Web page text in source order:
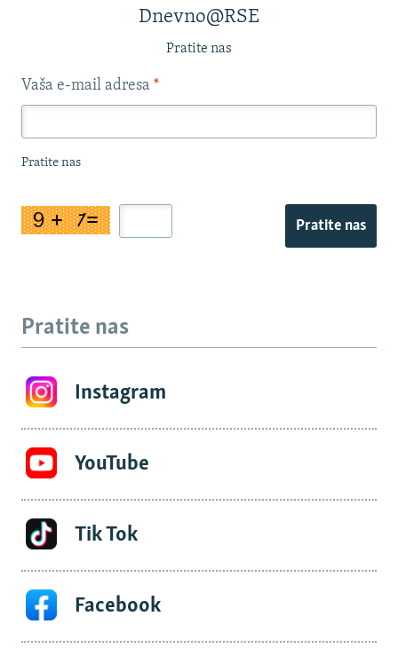
Dnevno@RSE
Pratite nas
Vaša e-mail adresa *
Pratite nas
Pratite nas
Pratite nas
Instagram
YouTube
Tik Tok
Facebook